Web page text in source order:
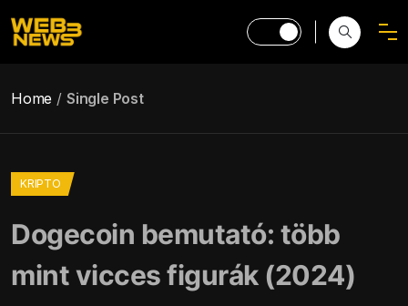
Home Single Post
KRIPTO
Dogecoin bemutató: több
mint vicces figurák (2024)